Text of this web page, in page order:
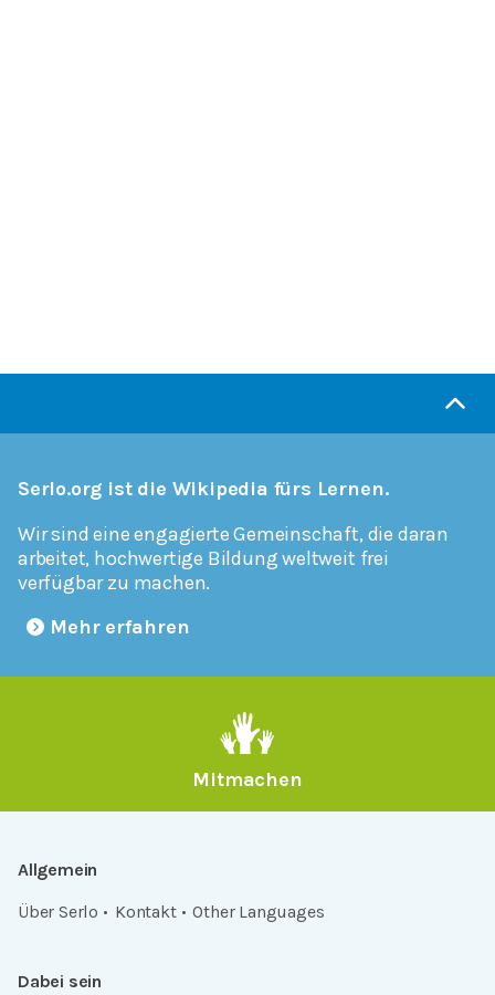
Serlo.org ist die Wikipedia fürs Lernen.
Wir sind eine engagierte Gemeinschaft, die daran
arbeitet, hochwertige Bildung weltweit frei
verfügbar zu machen.
Mehr erfahren
Mitmachen
Allgemein
Über Serlo
Kontakt Other Languages
Dabei sein